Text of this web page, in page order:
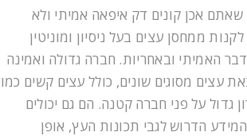
שאתם אכן קונים דק איפאה אמיתי ולא
ממחסן עצים בעל ניסיון ומוניטין
האמיתי ובאחריות. חברה גדולה ואמינה
עצים מסוגים שונים, כולל עצים קשים כמו
גדול על פני חברה קטנה. הם גם יכולים
הדרוש לגבי תכונות העץ, אופן